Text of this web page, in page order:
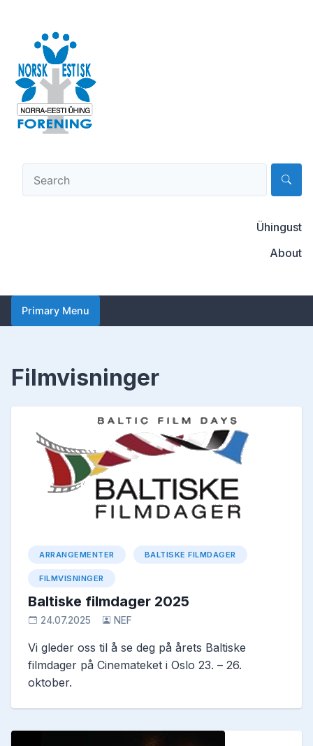
content
Norsk-estisk forening
Ühingust
About
Primary Menu
Filmvisninger
ARRANGEMENTER BALTISKE FILMDAGER
FILMVISNINGER
Baltiske filmdager 2025
24.07.2025 NEF
Vi gleder oss til å se deg på årets Baltiske
filmdager på Cinemateket i Oslo 23. – 26.
oktober.